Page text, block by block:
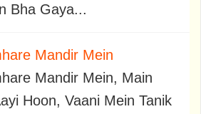
Bha Gaya...
Mandir Mein
Mandir Mein, Main
Hoon, Vaani Mein Tanik